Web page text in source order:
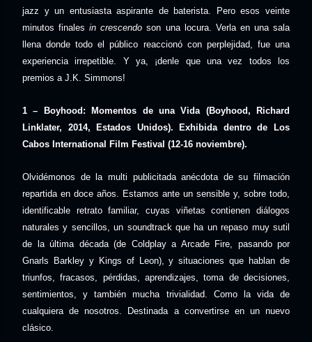
jazz y un entusiasta aspirante de baterista. Pero esos veinte
minutos finalesin crescendo son una locura. Verla en una sala
llena donde todo el público reaccionó con perplejidad, fue una
experiencia irrepetible. Y ya, ¡denle que una vez todos los
premios a J.K. Simmons!
1 – Boyhood: Momentos de una Vida (Boyhood, Richard
Linklater, 2014, Estados Unidos). Exhibida dentro de Los
Cabos International Film Festival (12-16 noviembre).
Olvidémonos de la multi publicitada anécdota de su filmación
repartida en doce años. Estamos ante un sensible y, sobre todo,
identificable retrato familiar, cuyas viñetas contienen diálogos
naturales y sencillos, un soundtrack que ha un repaso muy sutil
de la última década (de Coldplay a Arcade Fire, pasando por
Gnarls Barkley y Kings of Leon), y situaciones que hablan de
triunfos, fracasos, pérdidas, aprendizajes, toma de decisiones,
sentimientos, y también mucha trivialidad. Como la vida de
cualquiera de nosotros. Destinada a convertirse en un nuevo
clásico.